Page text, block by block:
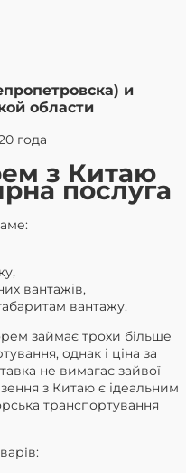
и
области
года
з Китаю
послуга
вантажів,
вантажу.
займає трохи більше
однак і ціна за
не вимагає зайвої
з Китаю є ідеальним
транспортування